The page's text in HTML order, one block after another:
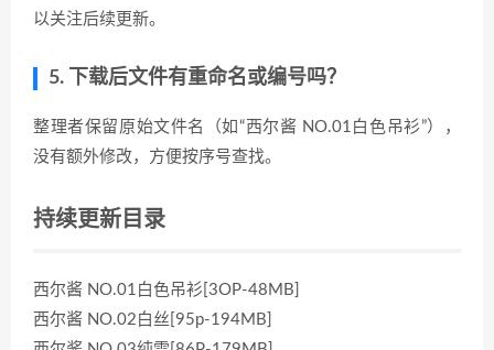
以关注后续更新。
5. 下载后文件有重命名或编号吗？
整理者保留原始文件名（如“西尔酱 NO.01白色吊衫”），
没有额外修改，方便按序号查找。
持续更新目录
西尔酱 NO.01白色吊衫[3OP-48MB]
西尔酱 NO.02白丝[95p-194MB]